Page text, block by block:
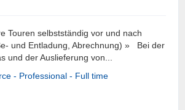
Touren selbstständig vor und nach
und Entladung, Abrechnung) » Bei der
und der Auslieferung von...
- Professional - Full time